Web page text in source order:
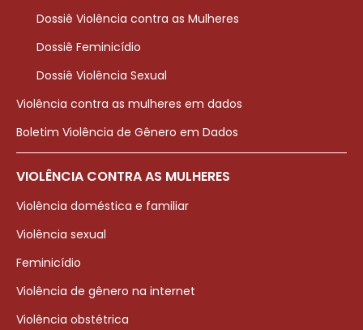
Dossiê Violência contra as Mulheres
Dossiê Feminicídio
Dossiê Violência Sexual
Violência contra as mulheres em dados
Boletim Violência de Gênero em Dados
VIOLÊNCIA CONTRA AS MULHERES
Violência doméstica e familiar
Violência sexual
Feminicídio
Violência de gênero na internet
Violência obstétrica